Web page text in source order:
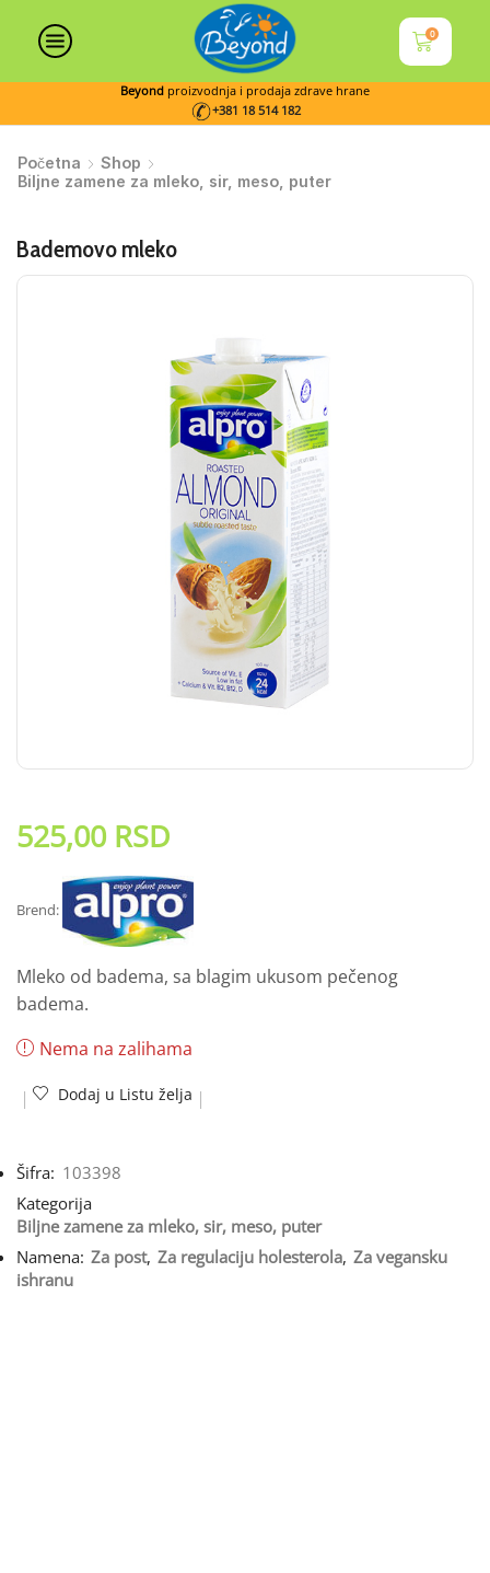
0
Beyond proizvodnja i prodaja zdrave hrane
+381 18 514 182
Početna
Shop
Biljne zamene za mleko, sir, meso, puter
Bademovo mleko
525,00 RSD
Brend:
Mleko od badema, sa blagim ukusom pečenog
badema.
Nema na zalihama
Dodaj u Listu želja
Šifra: 103398
Kategorija
Biljne zamene za mleko, sir, meso, puter
Namena: Za post, Za regulaciju holesterola, Za vegansku
ishranu